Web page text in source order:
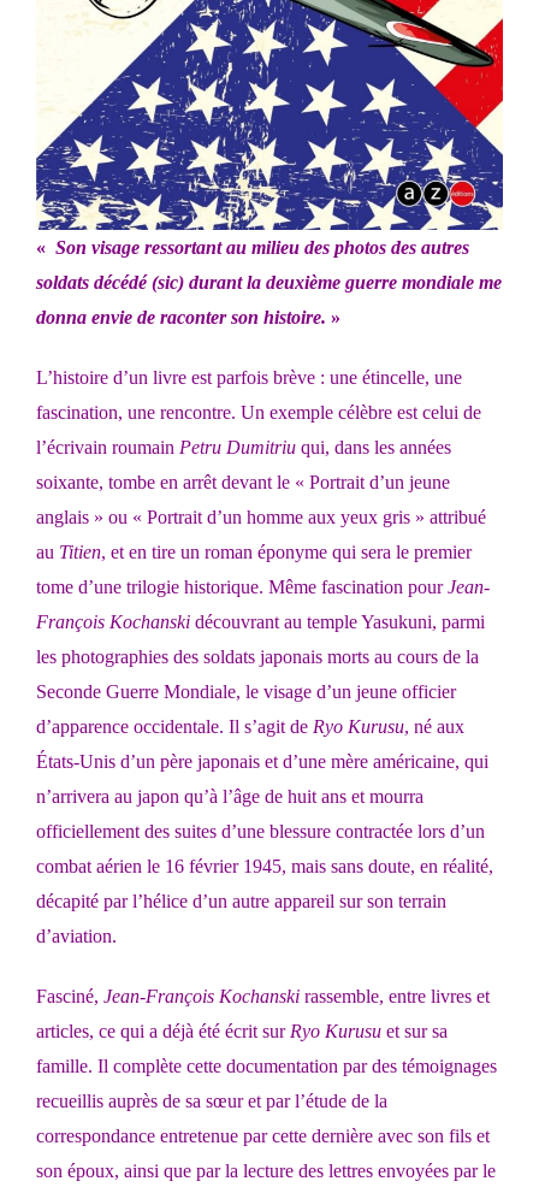
« Son visage ressortant au milieu des photos des autres
soldats décédé (sic) durant la deuxième guerre mondiale me
donna envie de raconter son histoire. »
L’histoire d’un livre est parfois brève : une étincelle, une
fascination, une rencontre. Un exemple célèbre est celui de
l’écrivain roumain Petru Dumitriu qui, dans les années
soixante, tombe en arrêt devant le « Portrait d’un jeune
anglais » ou « Portrait d’un homme aux yeux gris » attribué
au Titien, et en tire un roman éponyme qui sera le premier
tome d’une trilogie historique. Même fascination pourJean-
François Kochanski découvrant au temple Yasukuni, parmi
les photographies des soldats japonais morts au cours de la
Seconde Guerre Mondiale, le visage d’un jeune officier
d’apparence occidentale. Il s’agit de Ryo Kurusu, né aux
États-Unis d’un père japonais et d’une mère américaine, qui
n’arrivera au japon qu’à l’âge de huit ans et mourra
officiellement des suites d’une blessure contractée lors d’un
combat aérien le 16 février 1945, mais sans doute, en réalité,
décapité par l’hélice d’un autre appareil sur son terrain
d’aviation.
Fasciné, Jean-François Kochanski rassemble, entre livres et
articles, ce qui a déjà été écrit sur Ryo Kurusu et sur sa
famille. Il complète cette documentation par des témoignages
recueillis auprès de sa sœur et par l’étude de la
correspondance entretenue par cette dernière avec son fils et
son époux, ainsi que par la lecture des lettres envoyées par le